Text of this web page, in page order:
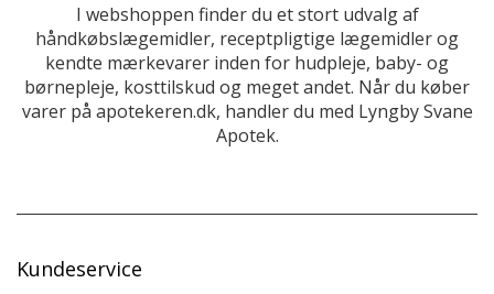
I webshoppen finder du et stort udvalg af
håndkøbslægemidler, receptpligtige lægemidler og
kendte mærkevarer inden for hudpleje, baby- og
børnepleje, kosttilskud og meget andet. Når du køber
varer på apotekeren.dk, handler du med Lyngby Svane
Apotek.
Kundeservice